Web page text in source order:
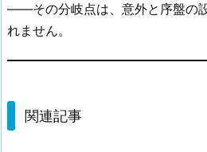
——その分岐点は、意外と序盤の
れません。
関連記事